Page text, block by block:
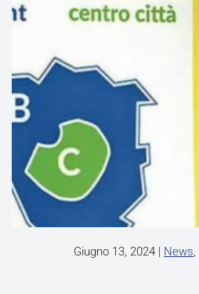
Giugno 13, 2024 | News,